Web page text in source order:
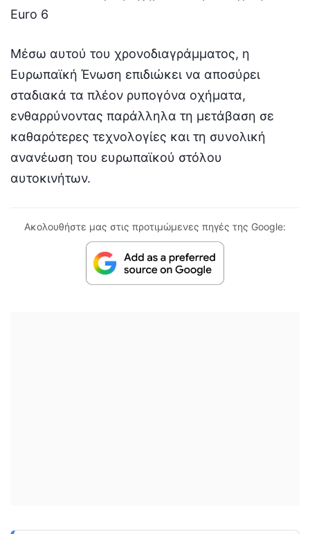
Euro 6
Μέσω αυτού του χρονοδιαγράμματος, η
Ευρωπαϊκή Ένωση επιδιώκει να αποσύρει
σταδιακά τα πλέον ρυπογόνα οχήματα,
ενθαρρύνοντας παράλληλα τη μετάβαση σε
καθαρότερες τεχνολογίες και τη συνολική
ανανέωση του ευρωπαϊκού στόλου
αυτοκινήτων.
Ακολουθήστε μας στις προτιμώμενες πηγές της Google: